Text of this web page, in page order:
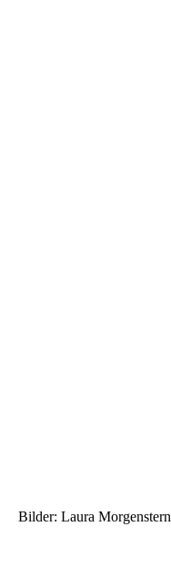
Bilder: Laura Morgenstern